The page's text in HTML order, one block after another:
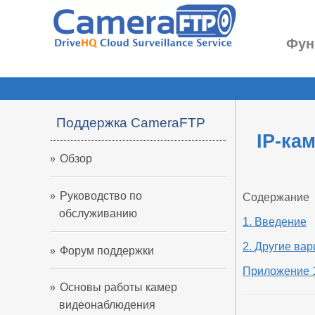
Поддержка CameraFTP
Обзор
Руководство по
обслуживанию
Форум поддержки
Основы работы камер
видеонаблюдения
IP-
Содержание
1. Введение
2. Другие
Приложение